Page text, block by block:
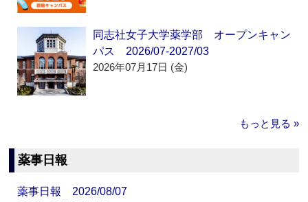
同志社女子大学薬学部 オープンキャン
パス 2026/07-2027/03
2026年07月17日 (金)
もっと見る »
薬事日報
薬事日報 2026/08/07